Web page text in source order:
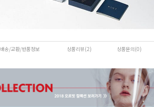
배송/교환/반품정보 상품리뷰(2) 상품문의(0)